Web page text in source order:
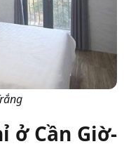
ở Cần Giờ-